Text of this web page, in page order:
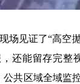
场见证了“高空
还能留存完整
公共区域全域监